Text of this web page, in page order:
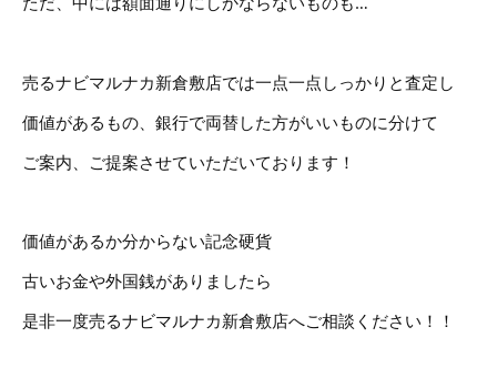
売るナビマルナカ新倉敷店では一点一点しっかりと査定し
価値があるもの、銀行で両替した方がいいものに分けて
ご案内、ご提案させていただいております！
価値があるか分からない記念硬貨
古いお金や外国銭がありましたら
是非一度売るナビマルナカ新倉敷店へご相談ください！！